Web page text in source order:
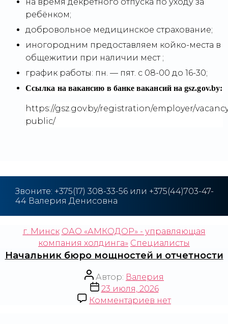
ребёнком;
добровольное медицинское страхование;
иногородним предоставляем койко-места в
общежитии при наличии мест ;
график работы: пн. — пят. с 08-00 до 16-30;
Ссылка на вакансию в банке вакансий на gsz.gov.⁣by:
https://gsz.gov.by/registration/employer/
public/
Звоните: +375(17) 308-33-56 или +375(44)703-47-
44 Валерия Денисовна
г. Минск ОАО «АМКОДОР» - управляющая
компания холдинга» Специалисты
Начальник бюро мощностей и отчетности
Автор: Валерия
23 июля, 2026
Комментариев нет